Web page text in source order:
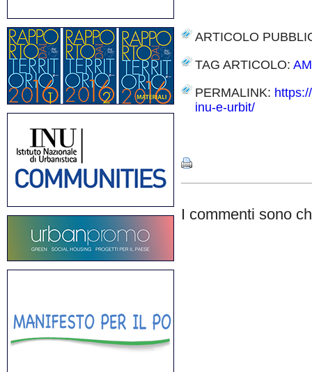
ARTICOLO
TAG ARTICOLO:
PERMALINK:
inu-e-urbit/
I commenti sono